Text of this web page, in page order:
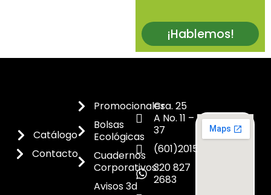
¡Hablemos!
Catálogo
Contacto
Promocionales
Bolsas
Ecológicas
Cuadernos
Corporativos
Avisos 3d
Cra. 25
A No. 11 –
37
(601)2015300
320 827
2683